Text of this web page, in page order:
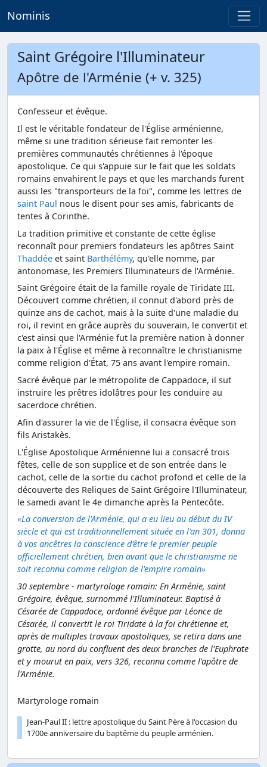
Nominis
Saint Grégoire l'Illuminateur
Apôtre de l'Arménie (+ v. 325)
Confesseur et évêque.
Il est le véritable fondateur de l'Église arménienne,
même si une tradition sérieuse fait remonter les
premières communautés chrétiennes à l'époque
apostolique. Ce qui s'appuie sur le fait que les soldats
romains envahirent le pays et que les marchands furent
aussi les "transporteurs de la foi", comme les lettres de
saint Paul nous le disent pour ses amis, fabricants de
tentes à Corinthe.
La tradition primitive et constante de cette église
reconnaît pour premiers fondateurs les apôtres Saint
Thaddée et saint Barthélémy, qu'elle nomme, par
antonomase, les Premiers Illuminateurs de l'Arménie.
Saint Grégoire était de la famille royale de Tiridate III.
Découvert comme chrétien, il connut d'abord près de
quinze ans de cachot, mais à la suite d'une maladie du
roi, il revint en grâce auprès du souverain, le convertit et
c'est ainsi que l'Arménie fut la première nation à donner
la paix à l'Église et même à reconnaître le christianisme
comme religion d'État, 75 ans avant l'empire romain.
Sacré évêque par le métropolite de Cappadoce, il sut
instruire les prêtres idolâtres pour les conduire au
sacerdoce chrétien.
Afin d'assurer la vie de l'Église, il consacra évêque son
fils Aristakès.
L'Église Apostolique Arménienne lui a consacré trois
fêtes, celle de son supplice et de son entrée dans le
cachot, celle de la sortie du cachot profond et celle de la
découverte des Reliques de Saint Grégoire l'Illuminateur,
le samedi avant le 4e dimanche après la Pentecôte.
«La conversion de l'Arménie, qui a eu lieu au début du IV
siècle et qui est traditionnellement située en l'an 301, donna
à vos ancêtres la conscience d'être le premier peuple
officiellement chrétien, bien avant que le christianisme ne
soit reconnu comme religion de l'empire romain»
30 septembre - martyrologe romain: En Arménie, saint
Grégoire, évêque, surnommé l'Illuminateur. Baptisé à
Césarée de Cappadoce, ordonné évêque par Léonce de
Césarée, il convertit le roi Tiridate à la foi chrétienne et,
après de multiples travaux apostoliques, se retira dans une
grotte, au nord du confluent des deux branches de l'Euphrate
et y mourut en paix, vers 326, reconnu comme l'apôtre de
l'Arménie.
Martyrologe romain
Jean-Paul II : lettre apostolique du Saint Père à l'occasion du
1700e anniversaire du baptême du peuple arménien.